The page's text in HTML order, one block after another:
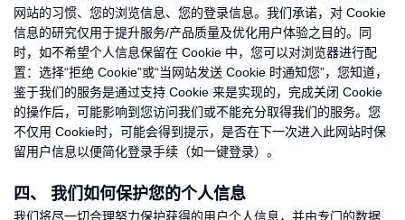
网站的习惯、您的浏览信息、您的登录信息。我们承诺，对 Cookie
信息的研究仅用于提升服务/产品质量及优化用户体验之目的。同
时，如不希望个人信息保留在 Cookie 中，您可以对浏览器进行配
置：选择“拒绝 Cookie”或“当网站发送 Cookie 时通知您”，您知道，
鉴于我们的服务是通过支持 Cookie 来是实现的，完成关闭 Cookie
的操作后，可能影响到您访问我们或不能充分取得我们的服务。您
不仅用 Cookie时，可能会得到提示，是否在下一次进入此网站时保
留用户信息以便简化登录手续（如一键登录）。
四、 我们如何保护您的个人信息
我们将尽一切合理努力保护获得的用户个人信息，并由专门的数据